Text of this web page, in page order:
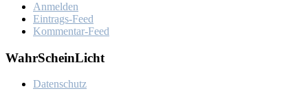
Anmelden
Eintrags-Feed
Kommentar-Feed
Wahr­Schein­Licht
Da­ten­schutz